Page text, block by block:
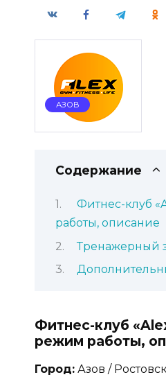
АЗОВ
Содержание
Фитнес-клуб
работы, описание
Тренажерный
Фитнес-клуб
режим работы,
Город: Азов /